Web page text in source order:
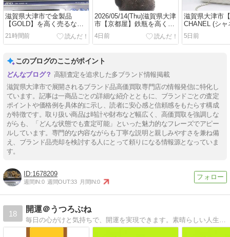
滋賀県大津市で金製品
【GOLD】を高く売るなら
浜大津の【京都屋】へおま
かせくださいませ
21時間前
2026/05/14(Thu)滋賀県大津
市【京都屋】鉄瓶を高く売
るなら浜大津の【京都屋】
へおまかせくださいませ。
4日前
滋賀県大津市
CHANEL (シャ
査定ショップ
おまかせくだ
5日前
このブログのここがポイント
高額査定を追求した多ブランド情報掲載
滋賀県大津市で展開されるブランド品高価買取専門店の情報発信に特化し
ています。記事は一商品ごとの詳細な紹介とともに、ブランドごとの査定
ポイントや価格例を具体的に示し、読者に安心感と信頼感をもたらす構成
が特徴です。取り扱い商品は時計や財布など幅広く、高価買取を強調しな
がらも、「どんな状態でも査定可能」といった魅力的なフレーズでアピー
ルしています。専門的な内容ながらも丁寧な説明と親しみやすさを兼ね備
え、ブランド品売却を検討する人にとって頼りになる情報源となっていま
す。
1678209
週間IN:0 週間OUT:33 月間IN:0
18
開運＠うつろぶね